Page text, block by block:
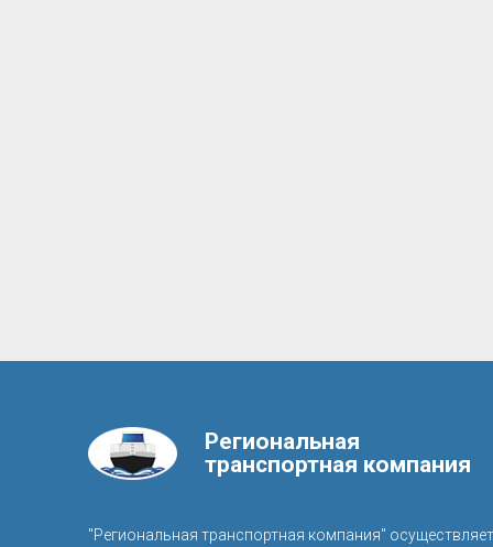
Региональная
транспортная компания
"Региональная транспортная компания"